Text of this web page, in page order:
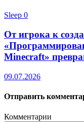
Sleep 0
От игрока к
Minecraft»
09.07.2026
Отправить
Комментарии